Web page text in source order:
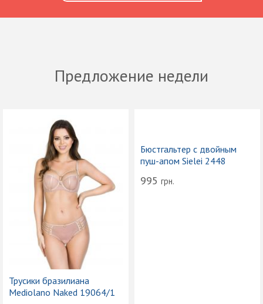
Предложение недели
Трусики бразилиана
Mediolano Naked 19064/1
Бюстгальтер с двойным
пуш-апом Sielei 2448
995 грн.